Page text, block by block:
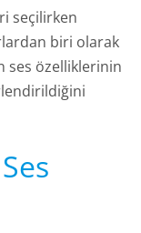
seçilirken
biri olarak
ses özelliklerinin